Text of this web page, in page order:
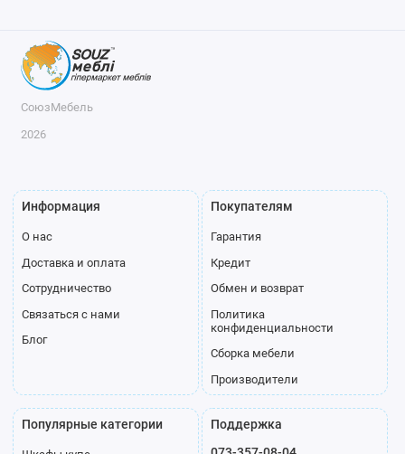
СоюзМебель
2026
Информация
О нас
Доставка и оплата
Сотрудничество
Связаться с нами
Блог
Покупателям
Гарантия
Кредит
Обмен и возврат
Политика
конфиденциальности
Сборка мебели
Производители
Популярные категории
Поддержка